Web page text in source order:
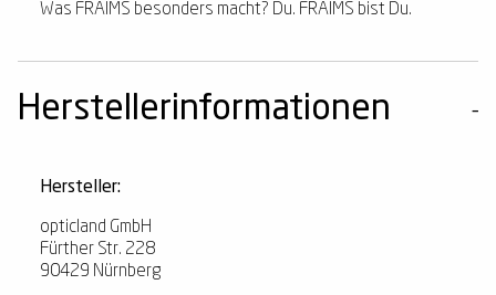
Was FRAIMS besonders macht? Du. FRAIMS bist Du.
Herstellerinformationen
Hersteller:
opticland GmbH
Fürther Str. 228
90429 Nürnberg